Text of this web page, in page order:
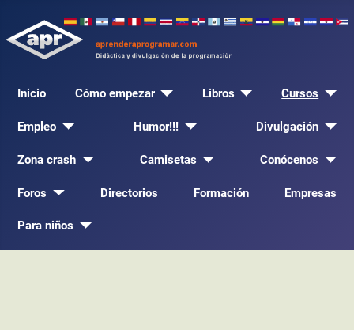
Inicio Cómo empezar Libros Cursos
Empleo Humor!!! Divulgación
Zona crash Camisetas Conócenos
Foros Directorios Formación Empresas
Para niños